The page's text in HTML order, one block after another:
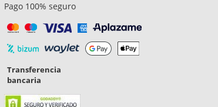
Pago 100% seguro
Transferencia
bancaria